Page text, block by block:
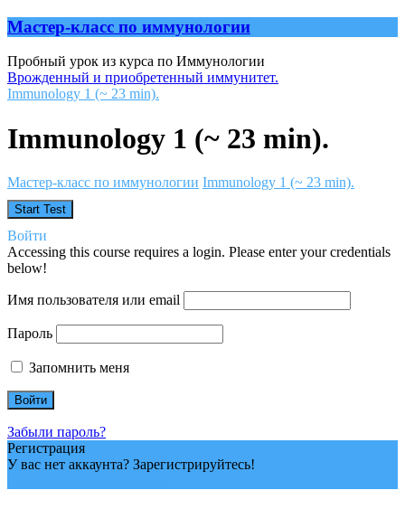
Мастер-класс по иммунологии
Пробный урок из курса по Иммунологии
Врожденный и приобретенный иммунитет.
Immunology 1 (~ 23 min).
Immunology 1 (~ 23 min).
Мастер-класс по иммунологии Immunology 1 (~ 23 min).
Войти
Accessing this course requires a login. Please enter your credentials
below!
Имя пользователя или email
Пароль
Запомнить меня
Забыли пароль?
Регистрация
У вас нет аккаунта? Зарегистрируйтесь!